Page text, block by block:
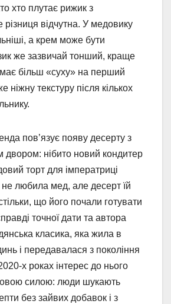
хто плутає рижик з
відчутна. У медовику
а крем може бути
же зазвичай тонший, краще
має більш «суху» на перший
ніжну текстуру після кількох
пов’язує появу десерту з
двором: нібито новий кондитер
торт для імператриці
любила мед, але десерт їй
що його почали готувати
точної дати та автора
класика, яка жила в
і передавалася з покоління
х роках інтерес до нього
силою: люди шукають
без зайвих добавок і з